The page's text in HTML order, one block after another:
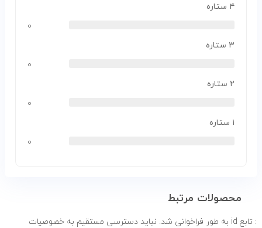
۴ ستاره
۰
۳ ستاره
۰
۲ ستاره
۰
۱ ستاره
۰
محصولات مرتبط
: تابع id به طور
فراخوانی شد. نباید دسترسی مستقیم به خصوصیات